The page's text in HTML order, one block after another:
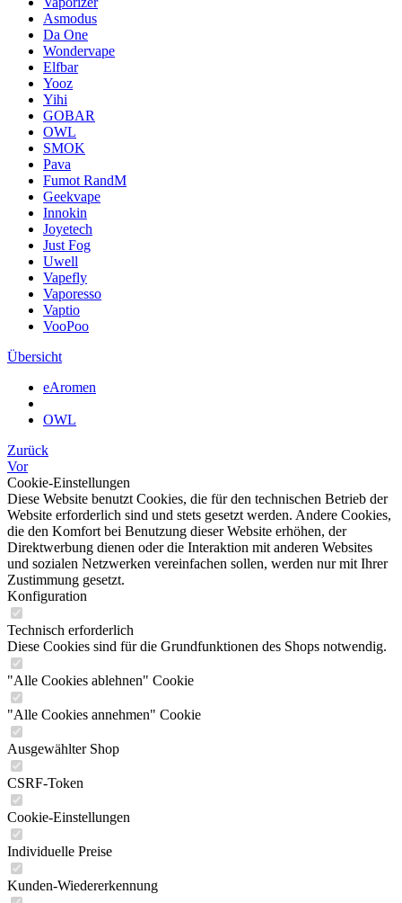
Asmodus
Da One
Wondervape
Elfbar
Yooz
Yihi
GOBAR
OWL
SMOK
Pava
Fumot RandM
Geekvape
Innokin
Joyetech
Just Fog
Uwell
Vapefly
Vaporesso
Vaptio
VooPoo
Übersicht
eAromen
OWL
Zurück
Vor
Cookie-Einstellungen
Diese Website benutzt Cookies, die für den technischen Betrieb der
Website erforderlich sind und stets gesetzt werden. Andere Cookies,
die den Komfort bei Benutzung dieser Website erhöhen, der
Direktwerbung dienen oder die Interaktion mit anderen Websites
und sozialen Netzwerken vereinfachen sollen, werden nur mit Ihrer
Zustimmung gesetzt.
Konfiguration
Technisch erforderlich
Diese Cookies sind für die Grundfunktionen des Shops notwendig.
"Alle Cookies ablehnen" Cookie
"Alle Cookies annehmen" Cookie
Ausgewählter Shop
CSRF-Token
Cookie-Einstellungen
Individuelle Preise
Kunden-Wiedererkennung